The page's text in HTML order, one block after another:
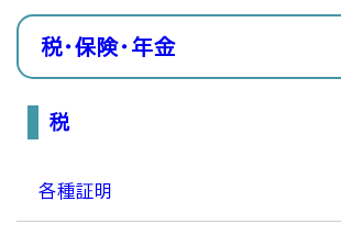
税・保険・年金
税
各種証明